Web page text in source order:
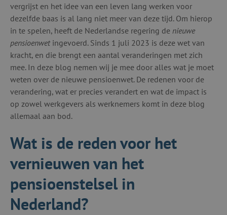
vergrijst en het idee van een leven lang werken voor
dezelfde baas is al lang niet meer van deze tijd. Om hierop
in te spelen, heeft de Nederlandse regering de nieuwe
pensioenwetingevoerd. Sinds 1 juli 2023 is deze wet van
kracht, en die brengt een aantal veranderingen met zich
mee. In deze blog nemen wij je mee door alles wat je moet
weten over de nieuwe pensioenwet. De redenen voor de
verandering, wat er precies verandert en wat de impact is
op zowel werkgevers als werknemers komt in deze blog
allemaal aan bod.
Wat is de reden voor het
vernieuwen van het
pensioenstelsel in
Nederland?